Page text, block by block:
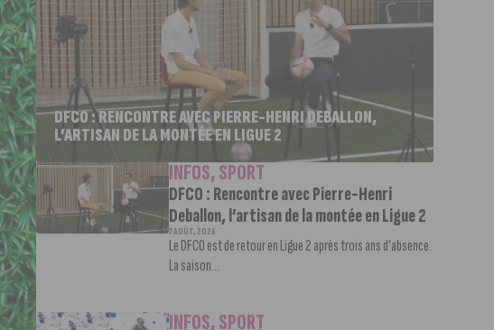
DFCO : RENCONTRE AVEC PIERRE-HENRI DEBALLON,
L’ARTISAN DE LA MONTÉE EN LIGUE 2
INFOS,SPORT
DFCO : Rencontre avec Pierre-Henri
Deballon, l’artisan de la montée en Ligue 2
7 AOÛT, 2026
Le DFCO est de retour en Ligue 2 après trois ans d’absence.
La saison...
INFOS,SPORT